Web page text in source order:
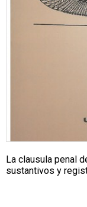
La clausula penal
sustantivos y